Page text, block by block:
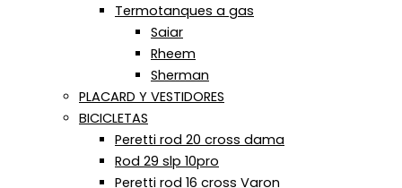
Termotanques a gas
Saiar
Rheem
Sherman
PLACARD Y VESTIDORES
BICICLETAS
Peretti rod 20 cross dama
Rod 29 slp 10pro
Peretti rod 16 cross Varon